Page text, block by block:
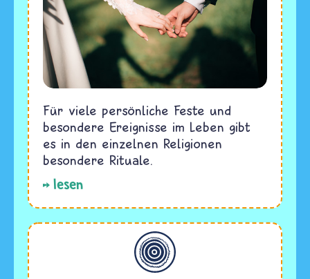
Für viele persönliche Feste und
besondere Ereignisse im Leben gibt
es in den einzelnen Religionen
besondere Rituale.
lesen
Allgemein